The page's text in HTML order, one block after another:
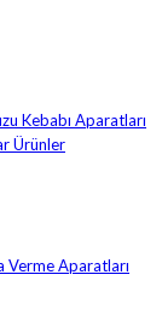
Kebabı Aparatları
Ürünler
Verme Aparatları